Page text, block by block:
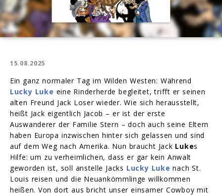
15.08.2025
Ein ganz normaler Tag im Wilden Westen: Während
Lucky Luke eine Rinderherde begleitet, trifft er seinen
alten Freund Jack Loser wieder. Wie sich herausstellt,
heißt Jack eigentlich Jacob – er ist der erste
Auswanderer der Familie Stern – doch auch seine Eltern
haben Europa inzwischen hinter sich gelassen und sind
auf dem Weg nach Amerika. Nun braucht Jack Lukes
Hilfe: um zu verheimlichen, dass er gar kein Anwalt
geworden ist, soll anstelle Jacks Lucky Luke nach St.
Louis reisen und die Neuankömmlinge willkommen
heißen. Von dort aus bricht unser einsamer Cowboy mit